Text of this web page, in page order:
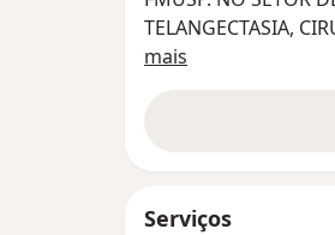
TELANGECTASIA,
ENDOVASULAR. NO
mais
Serviços